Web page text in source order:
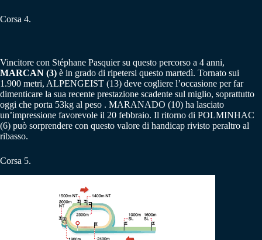
Corsa 4.
Vincitore con Stéphane Pasquier su questo percorso a 4 anni,
MARCAN (3) è in grado di ripetersi questo martedì. Tornato sui
1.900 metri, ALPENGEIST (13) deve cogliere l’occasione per far
dimenticare la sua recente prestazione scadente sul miglio, soprattutto
oggi che porta 53kg al peso . MARANADO (10) ha lasciato
un’impressione favorevole il 20 febbraio. Il ritorno di POLMINHAC
(6) può sorprendere con questo valore di handicap rivisto peraltro al
ribasso.
Corsa 5.